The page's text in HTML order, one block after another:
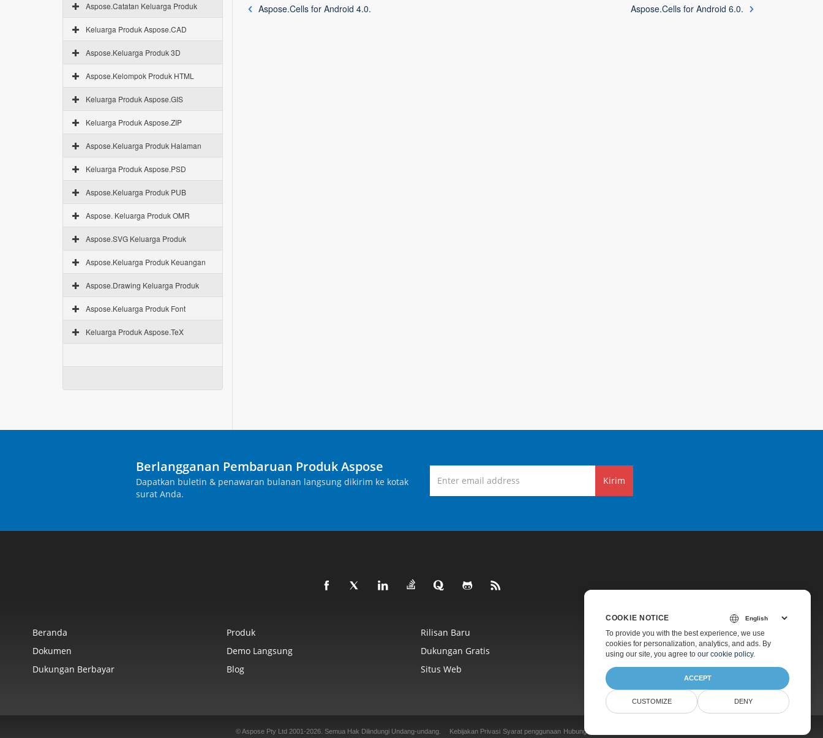
Aspose.Catatan Keluarga Produk
Keluarga Produk Aspose.CAD
Aspose.Keluarga Produk 3D
Aspose.Kelompok Produk HTML
Keluarga Produk Aspose.GIS
Keluarga Produk Aspose.ZIP
Aspose.Keluarga Produk Halaman
Keluarga Produk Aspose.PSD
Aspose.Keluarga Produk PUB
Aspose. Keluarga Produk OMR
Aspose.SVG Keluarga Produk
Aspose.Keluarga Produk Keuangan
Aspose.Drawing Keluarga Produk
Aspose.Keluarga Produk Font
Keluarga Produk Aspose.TeX
Aspose.Cells for Android 4.0. Aspose.Cells for Android 6.0.
Berlangganan Pembaruan Produk Aspose
Dapatkan buletin & penawaran bulanan langsung dikirim ke kotak
surat Anda.
Kirim
Beranda Produk Rilisan Baru
Harga
Dokumen
Demo Langsung Dukungan Gratis
Konsultasi Gratis
Dukungan Berbayar
Blog Situs Web Tentang
© Aspose Pty Ltd 2001-2026. Semua Hak Dilindungi Undang-undang. Kebijakan Privasi Syarat penggunaan Hubungi
COOKIE NOTICE
To provide you with the best experience, we use
cookies for personalization, analytics, and ads. By
using our site, you agree to our cookie policy.
ACCEPT
CUSTOMIZE DENY